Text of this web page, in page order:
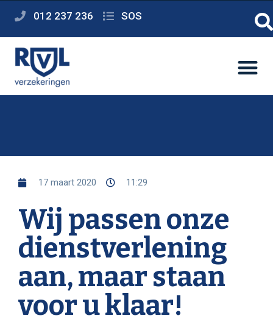
012 237 236 SOS
17 maart 2020 11:29
Wij passen onze
dienstverlening
aan, maar staan
voor u klaar!